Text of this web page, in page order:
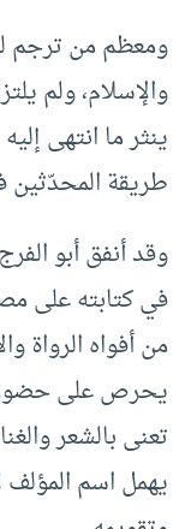
ومعظم من ترجم
والإسلام، ولم
ينثر ما انتهى
طريقة المحدّثين
في كتابته على
من أفواه الرواة
يحرص على
تعنى بالشعر
يهمل اسم المؤلف